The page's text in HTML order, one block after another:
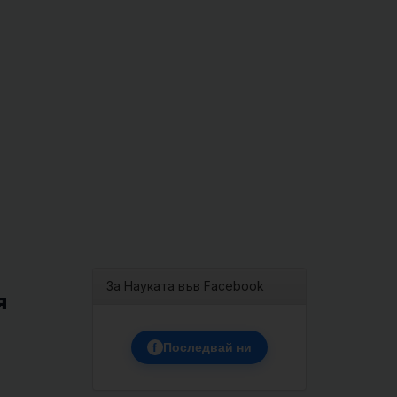
За Науката във Facebook
f Последвай ни